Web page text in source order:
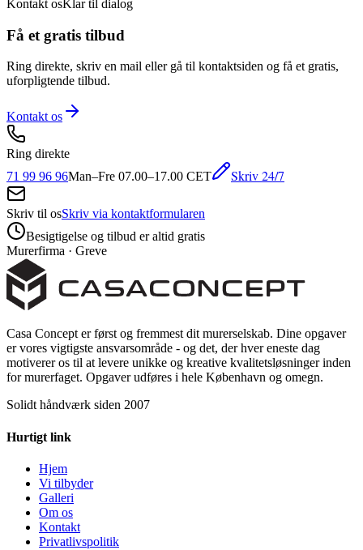
Kontakt osKlar til dialog
Få et gratis tilbud
Ring direkte, skriv en mail eller gå til kontaktsiden og få et gratis,
uforpligtende tilbud.
Kontakt os
Ring direkte
71 99 96 96Man–Fre 07.00–17.00 CET Skriv 24/7
Skriv til osSkriv via kontaktformularen
Besigtigelse og tilbud er altid gratis
Murerfirma · Greve
Casa Concept er først og fremmest dit murerselskab. Dine opgaver
er vores vigtigste ansvarsområde - og det, der hver eneste dag
motiverer os til at levere unikke og kreative kvalitetsløsninger inden
for murerfaget. Opgaver udføres i hele København og omegn.
Solidt håndværk siden 2007
Hurtigt link
Hjem
Vi tilbyder
Galleri
Om os
Kontakt
Privatlivspolitik